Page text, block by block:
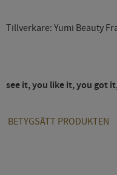
Tillverkare: Yumi Beauty
see it, you like it, you got
BETYGSÄTT PRODUKTEN